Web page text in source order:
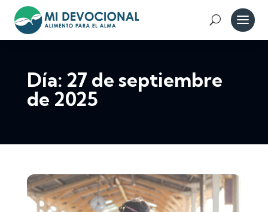
Día: 27 de septiembre
de 2025